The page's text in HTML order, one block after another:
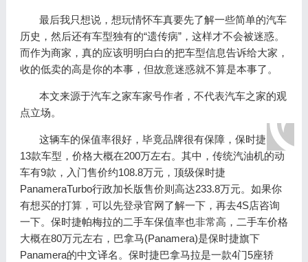
最后我只想说，想玩情怀车真要先了解一些简单的汽车
历史，然后还有车型独有的“遗传病”，这样才不会被迷惑。
而作为商家，真的应该明明白白的把车型信息告诉给大家，
收的低卖的高是你的本事，但故意迷惑就不算是本事了。
本文来源于汽车之家车家号作者，不代表汽车之家的观
点立场。
这辆车的保值率很好，毕竟品牌很有保障，保时捷出了
13款车型，价格大概在200万左右。其中，传统汽油机的动
车有9款，入门售价约108.8万元，顶级保时捷
PanameraTurbo行政加长版售价则高达233.8万元。如果你
有想买的打算，可以先登录官网了解一下，再去4S店咨询
一下。保时捷帕梅拉的二手车保值率也非常高，二手车价格
大概在80万元左右，巴拿马(Panamera)是保时捷旗下
Panamera的中文译名。保时捷巴拿马拉是一款4门5座轿